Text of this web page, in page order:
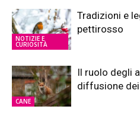
NOTIZIE E
CURIOSITÀ
Tradizioni e
pettirosso
CANE
Il ruolo degli
diffusione